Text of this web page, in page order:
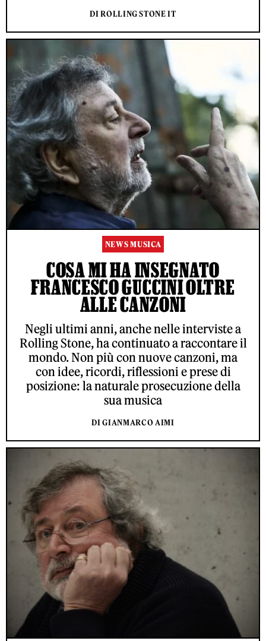
DI ROLLING STONE IT
NEWS MUSICA
COSA MI HA INSEGNATO
FRANCESCO GUCCINI OLTRE
ALLE CANZONI
Negli ultimi anni, anche nelle interviste a
Rolling Stone, ha continuato a raccontare il
mondo. Non più con nuove canzoni, ma
con idee, ricordi, riflessioni e prese di
posizione: la naturale prosecuzione della
sua musica
DI GIANMARCO AIMI